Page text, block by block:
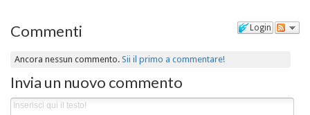
Login
Commenti
Ancora nessun commento.Sii il primo a commentare!
Invia un nuovo commento